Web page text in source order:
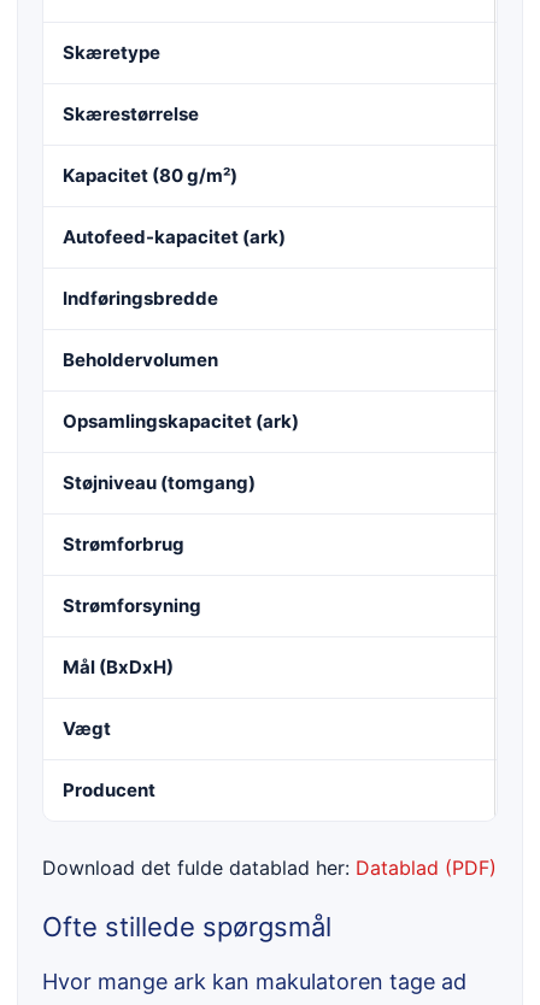
Skæretype
Skærestørrelse
Kapacitet (80 g/m²)
Autofeed-kapacitet (ark)
Indføringsbredde
Beholdervolumen
Opsamlingskapacitet (ark)
Støjniveau (tomgang)
Strømforbrug
Strømforsyning
Mål (BxDxH)
Vægt
Producent
Download det fulde datablad her: Datablad (PDF)
Ofte stillede spørgsmål
Hvor mange ark kan makulatoren tage ad